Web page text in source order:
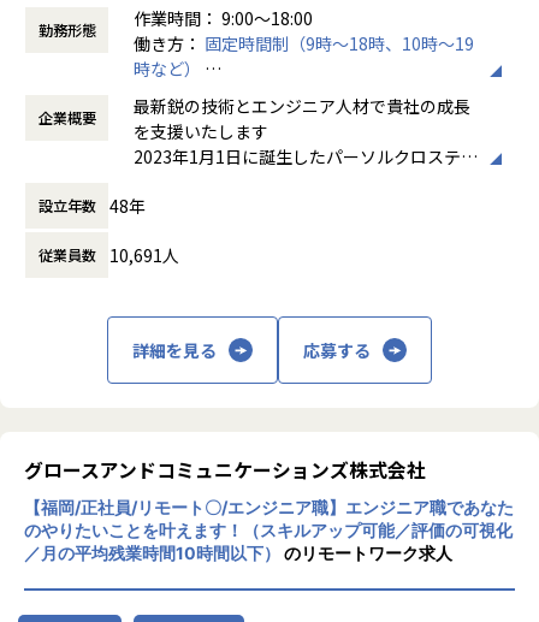
・アプリPM／PL
・インフラエンジニア
・インフラPM／PL
・コンサルタント
・デジタルアーキテクト
・サービス企画
※状況に応じて募集が終了している場合もございます。
■プロジェクト事例
・税理士業務支援AI情報検索サービス
・XRグラス向けAIサービス
・インフラ基盤のアセスメントと最適化
・Webアプリ開発
・AIを活用したシステム開発
・Microsoft 365環境構築
・DXプロジェクトのPMO
・戦略立案、グランドデザイン、変革ロードマップの策定
・PMO支援やPKG導入 など
勤務形態
作業時間： 9:00～18:00
働き方： 固定時間制（9時～18時、10時～19
時など）
時間外労働の有無： 有（月平均20時間）
休憩時間： 60分
企業概要
最新鋭の技術とエンジニア人材で貴社の成長
を支援いたします
2023年1月1日に誕生したパーソルクロステク
び、エンジニアの多様なはたらき方を追求
題の解決を図ってまいります。
計・開発・実験におけるモデルベース開発
（MBD）等を提供しており、IT領域において
は情報通信、IT/インターネット、EC分野を
ております。さらには、近年需要が拡大して
いるRPA・IoT・UWB・ドローン・セキュリ
ティ等の最新技術の活用についても精力的に
ご支援をしております。
またエンジニアに対しさまざまなはたらき方
の機会提供を行うべく、フリーランス人材の
マッチング、若手未経験エンジニア層の育成
設立年数 48年
従業員数 10,691人
詳細を見る 応募する
グロースアンドコミュニケーションズ株式会社
【福岡/正社員/リモート〇/エンジニア職】エンジニア職であなた
のやりたいことを叶えます！（スキルアップ可能／評価の可視化
／月の平均残業時間10時間以下）
のリモートワーク求人